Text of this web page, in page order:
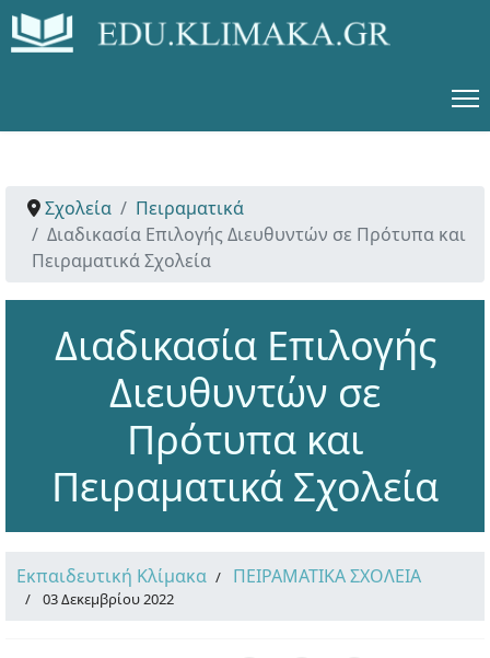
Σχολεία
Πειραματικά
Διαδικασία Επιλογής Διευθυντών σε Πρότυπα και
Πειραματικά Σχολεία
Διαδικασία Επιλογής
Διευθυντών σε
Πρότυπα και
Πειραματικά Σχολεία
Εκπαιδευτική Κλίμακα ΠΕΙΡΑΜΑΤΙΚΑ ΣΧΟΛΕΙΑ
03 Δεκεμβρίου 2022